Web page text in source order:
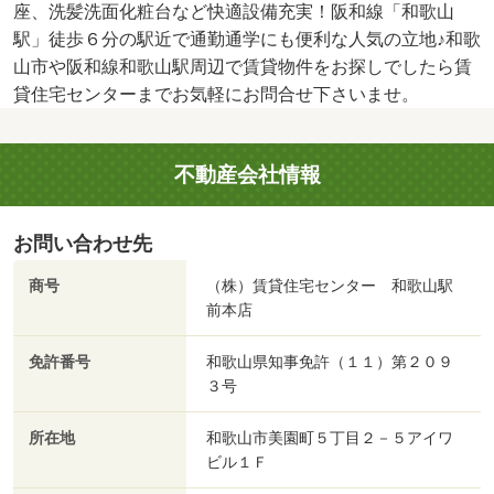
座、洗髪洗面化粧台など快適設備充実！阪和線「和歌山
駅」徒歩６分の駅近で通勤通学にも便利な人気の立地♪和歌
山市や阪和線和歌山駅周辺で賃貸物件をお探しでしたら賃
貸住宅センターまでお気軽にお問合せ下さいませ。
不動産会社情報
お問い合わせ先
商号
（株）賃貸住宅センター 和歌山駅
前本店
免許番号
和歌山県知事免許（１１）第２０９
３号
所在地
和歌山市美園町５丁目２－５アイワ
ビル１Ｆ